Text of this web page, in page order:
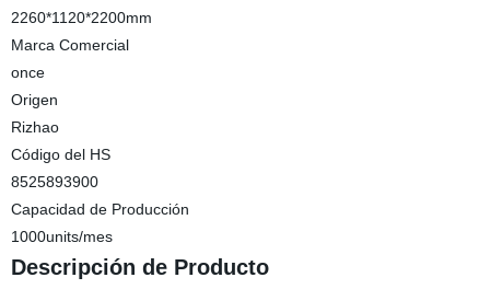
2260*1120*2200mm
Marca Comercial
once
Origen
Rizhao
Código del HS
8525893900
Capacidad de Producción
1000units/mes
Descripción de Producto